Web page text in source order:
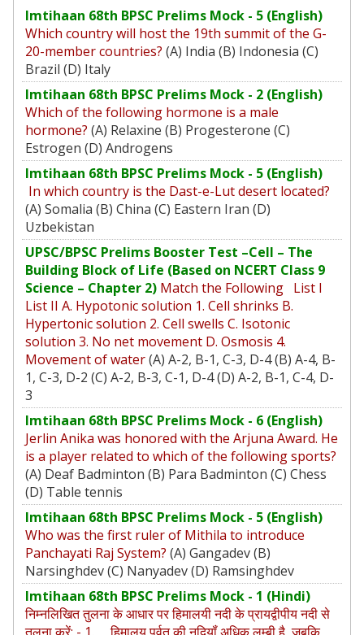
Imtihaan 68th BPSC Prelims Mock - 5 (English)
Which country will host the 19th summit of the G-
20-member countries? (A) India (B) Indonesia (C)
Brazil (D) Italy
Imtihaan 68th BPSC Prelims Mock - 2 (English)
Which of the following hormone is a male
hormone? (A) Relaxine (B) Progesterone (C)
Estrogen (D) Androgens
Imtihaan 68th BPSC Prelims Mock - 5 (English)
In which country is the Dast-e-Lut desert located?
(A) Somalia (B) China (C) Eastern Iran (D)
Uzbekistan
UPSC/BPSC Prelims Booster Test –Cell – The
Building Block of Life (Based on NCERT Class 9
Science – Chapter 2) Match the Following List I
List II A. Hypotonic solution 1. Cell shrinks B.
Hypertonic solution 2. Cell swells C. Isotonic
solution 3. No net movement D. Osmosis 4.
Movement of water(A) A-2, B-1, C-3, D-4 (B) A-4, B-
1, C-3, D-2 (C) A-2, B-3, C-1, D-4 (D) A-2, B-1, C-4, D-
3
Imtihaan 68th BPSC Prelims Mock - 6 (English)
Jerlin Anika was honored with the Arjuna Award. He
is a player related to which of the following sports?
(A) Deaf Badminton (B) Para Badminton (C) Chess
(D) Table tennis
Imtihaan 68th BPSC Prelims Mock - 5 (English)
Who was the first ruler of Mithila to introduce
Panchayati Raj System? (A) Gangadev (B)
Narsinghdev (C) Nanyadev (D) Ramsinghdev
Imtihaan 68th BPSC Prelims Mock - 1 (Hindi)
निम्नलिखित तुलना के आधार पर हिमालयी नदी के प्रायद्वीपीय नदी से